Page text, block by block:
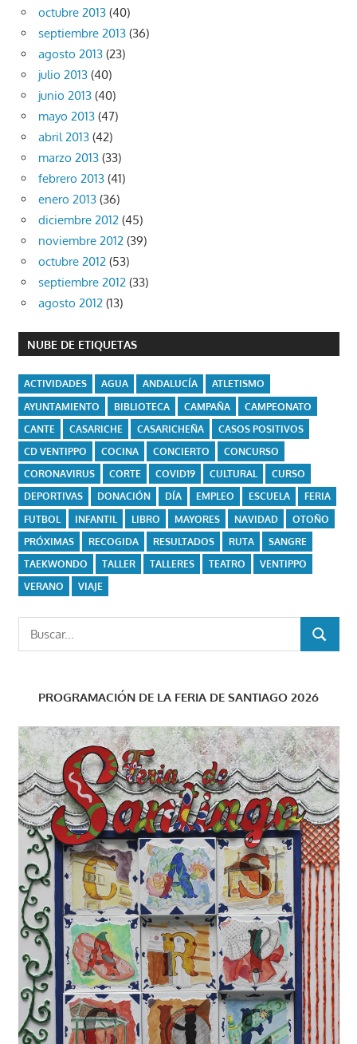
octubre 2013 (40)
septiembre 2013 (36)
agosto 2013 (23)
julio 2013 (40)
junio 2013 (40)
mayo 2013 (47)
abril 2013 (42)
marzo 2013 (33)
febrero 2013 (41)
enero 2013 (36)
diciembre 2012 (45)
noviembre 2012 (39)
octubre 2012 (53)
septiembre 2012 (33)
agosto 2012 (13)
NUBE DE ETIQUETAS
ACTIVIDADES AGUA ANDALUCÍA
ATLETISMO
AYUNTAMIENTO
BIBLIOTECA CAMPAÑA
CAMPEONATO
CANTE
CASARICHE CASARICHEÑA
CASOS POSITIVOS
CD VENTIPPO
COCINA CONCIERTO
CONCURSO
CORONAVIRUS
CORTE COVID19 CULTURAL
CURSO
DEPORTIVAS
DONACIÓN DÍA EMPLEO ESCUELA
FERIA
FUTBOL
INFANTIL LIBRO MAYORES NAVIDAD
OTOÑO
PRÓXIMAS
RECOGIDA RESULTADOS RUTA
SANGRE
TAEKWONDO
TALLER TALLERES TEATRO
VENTIPPO
VERANO
VIAJE
Buscar:
BUSCAR
PROGRAMACIÓN DE LA FERIA DE SANTIAGO 2026